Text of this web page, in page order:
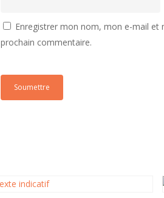
Enregistrer mon nom, mon e-mail et
prochain commentaire.